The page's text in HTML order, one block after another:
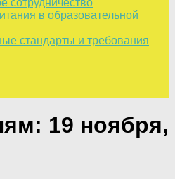
сотрудничество
в образовательной
стандарты и требования
19 ноября,